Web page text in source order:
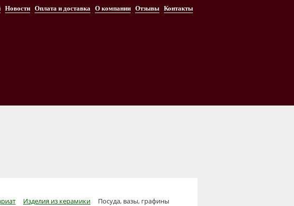
Новости Оплата и доставка О компании Отзывы Контакты
Изделия из керамики Посуда, вазы, графины